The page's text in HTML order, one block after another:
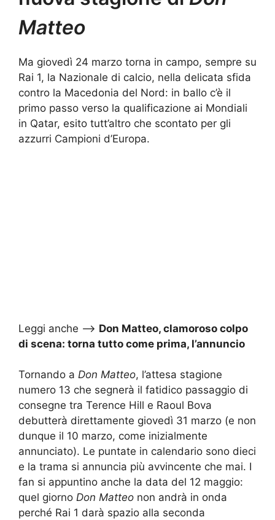
Matteo
Ma giovedì 24 marzo torna in campo, sempre su
Rai 1, la Nazionale di calcio, nella delicata sfida
contro la Macedonia del Nord: in ballo c’è il
primo passo verso la qualificazione ai Mondiali
in Qatar, esito tutt’altro che scontato per gli
azzurri Campioni d’Europa.
Leggi anche –> Don Matteo, clamoroso colpo
di scena: torna tutto come prima, l’annuncio
Tornando a Don Matteo, l’attesa stagione
numero 13 che segnerà il fatidico passaggio di
consegne tra Terence Hill e Raoul Bova
debutterà direttamente giovedì 31 marzo (e non
dunque il 10 marzo, come inizialmente
annunciato). Le puntate in calendario sono dieci
e la trama si annuncia più avvincente che mai. I
fan si appuntino anche la data del 12 maggio:
quel giorno Don Matteo non andrà in onda
perché Rai 1 darà spazio alla seconda